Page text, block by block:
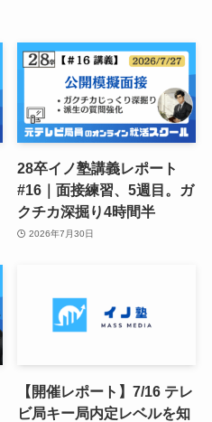
28卒イノ塾講義レポート
#16｜面接練習、5週目。ガ
クチカ深掘り4時間半
2026年7月30日
【開催レポート】7/16 テレ
ビ局キー局内定レベルを知